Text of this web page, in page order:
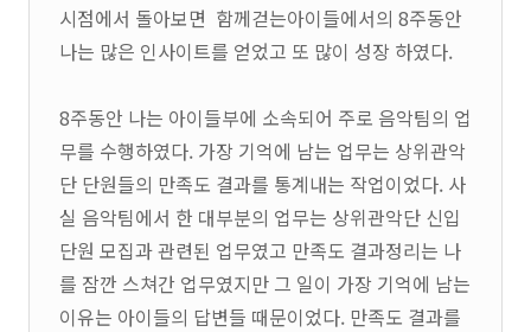
시점에서 돌아보면 함께걷는아이들에서의 8주동안
나는 많은 인사이트를 얻었고 또 많이 성장 하였다.
8주동안 나는 아이들부에 소속되어 주로 음악팀의 업
무를 수행하였다. 가장 기억에 남는 업무는 상위관악
단 단원들의 만족도 결과를 통계내는 작업이었다. 사
실 음악팀에서 한 대부분의 업무는 상위관악단 신입
단원 모집과 관련된 업무였고 만족도 결과정리는 나
를 잠깐 스쳐간 업무였지만 그 일이 가장 기억에 남는
이유는 아이들의 답변들 때문이었다. 만족도 결과를